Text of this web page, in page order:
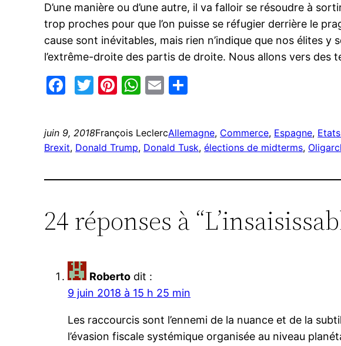
D’une manière ou d’une autre, il va falloir se résoudre à
trop proches pour que l’on puisse se réfugier derrière le
cause sont inévitables, mais rien n’indique que nos élites
l’extrême-droite des partis de droite. Nous allons vers des
Facebook
Twitter
Pinterest
WhatsApp
Email
juin 9, 2018François LeclercAllemagne, Commerce, Espagne,
Brexit, Donald Trump, Donald Tusk, élections de midterms,
24 réponses à
Roberto dit :
9 juin 2018 à 15 h 25 min
Les raccourcis sont l’ennemi de la nuance et de la
l’évasion fiscale systémique organisée au niveau